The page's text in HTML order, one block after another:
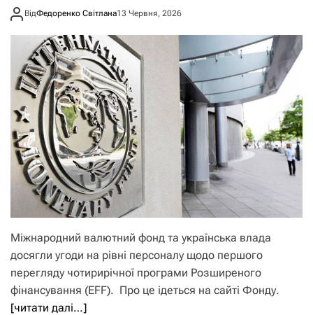
ВідФедоренко Світлана13 Червня, 2026
Міжнародний валютний фонд та українська влада
досягли угоди на рівні персоналу щодо першого
перегляду чотирирічної програми Розширеного
фінансування (EFF). Про це ідеться на сайті Фонду.
[читати далі…]